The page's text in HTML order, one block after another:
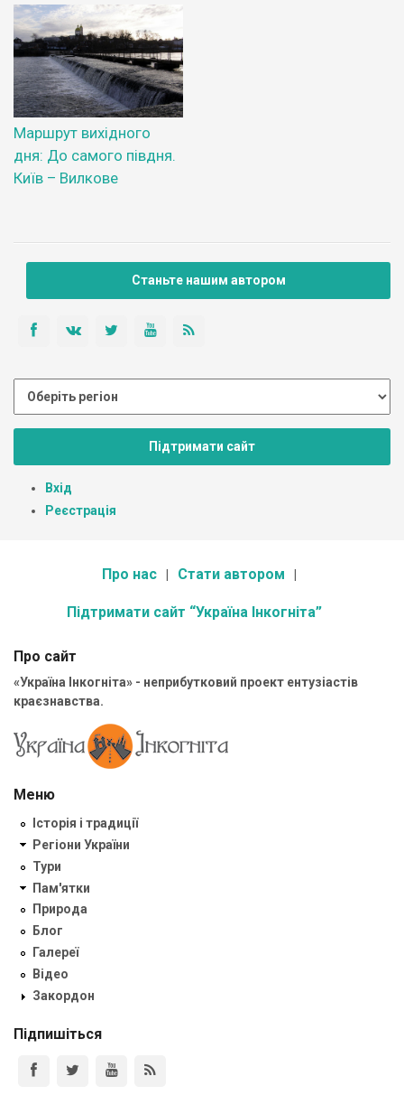
Маршрут вихідного
дня: До самого півдня.
Київ – Вилкове
Станьте нашим автором
Підтримати сайт
Вхід
Реєстрація
Про нас Стати автором
Підтримати сайт “Україна Інкогніта”
Про сайт
«Україна Інкогніта» - неприбутковий проект ентузіастів
краєзнавства.
Меню
Історія і традиції
Регіони України
Тури
Пам'ятки
Природа
Блог
Галереї
Відео
Закордон
Підпишіться